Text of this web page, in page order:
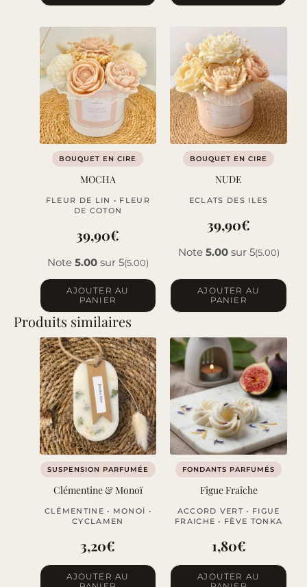
BOUQUET EN CIRE
MOCHA
FLEUR DE LIN • FLEUR
DE COTON
39,90€
Note 5.00sur 5(5.00)
AJOUTER AU
PANIER
BOUQUET EN CIRE
NUDE
ECLATS DES ILES
39,90€
Note 5.00sur 5(5.00)
AJOUTER AU
PANIER
Produits similaires
SUSPENSION PARFUMÉE
Clémentine & Monoï
CLÉMENTINE • MONOÏ •
CYCLAMEN
3,20€
AJOUTER AU
FONDANTS PARFUMÉS
Figue Fraîche
ACCORD VERT • FIGUE
FRAICHE • FÈVE TONKA
1,80€
AJOUTER AU